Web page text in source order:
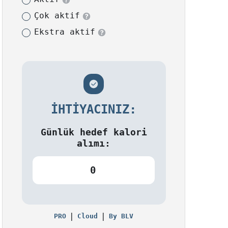
Çok aktif
Ekstra aktif
İHTIYACINIZ:
Günlük hedef kalori
alımı:
0
PRO Cloud By BLV